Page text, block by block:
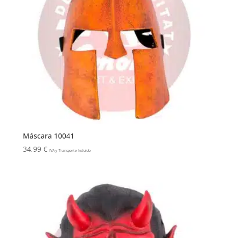
Máscara 10041
34,99 € IVA y Transporte Incluido